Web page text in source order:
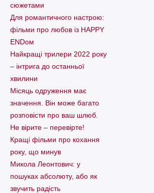
сюжетами
Для романтичного настрою:
фільми про любов із HAPPY
ENDом
Найкращі трилери 2022 року
– інтрига до останньої
хвилини
Місяць одруження має
значення. Він може багато
розповісти про ваш шлюб.
Не вірите – перевірте!
Кращі фільми про кохання
року, що минув
Микола Леонтович: у
пошуках абсолюту, або як
звучить радість